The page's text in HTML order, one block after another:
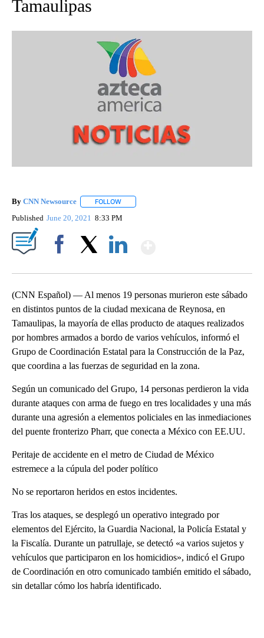
Tamaulipas
By CNN Newsource FOLLOW
Published June 20, 2021 8:33 PM
(CNN Español) — Al menos 19 personas murieron este sábado
en distintos puntos de la ciudad mexicana de Reynosa, en
Tamaulipas, la mayoría de ellas producto de ataques realizados
por hombres armados a bordo de varios vehículos, informó el
Grupo de Coordinación Estatal para la Construcción de la Paz,
que coordina a las fuerzas de seguridad en la zona.
Según un comunicado del Grupo, 14 personas perdieron la vida
durante ataques con arma de fuego en tres localidades y una más
durante una agresión a elementos policiales en las inmediaciones
del puente fronterizo Pharr, que conecta a México con EE.UU.
Peritaje de accidente en el metro de Ciudad de México
estremece a la cúpula del poder político
No se reportaron heridos en estos incidentes.
Tras los ataques, se desplegó un operativo integrado por
elementos del Ejército, la Guardia Nacional, la Policía Estatal y
la Fiscalía. Durante un patrullaje, se detectó «a varios sujetos y
vehículos que participaron en los homicidios», indicó el Grupo
de Coordinación en otro comunicado también emitido el sábado,
sin detallar cómo los habría identificado.